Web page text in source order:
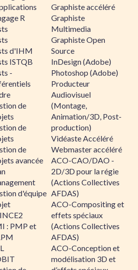
R
d'IHM
ISTQB
-
de
de
de
avancée
d'équipe
: PMP et
Graphiste accéléré
Graphiste
Multimedia
Graphiste Open
Source
InDesign (Adobe)
Photoshop (Adobe)
Producteur
Audiovisuel
(Montage,
Animation/3D, Post-
production)
Vidéaste Accéléré
Webmaster accéléré
ACO-CAO/DAO -
2D/3D pour la régie
(Actions Collectives
AFDAS)
ACO-Compositing et
effets spéciaux
(Actions Collectives
AFDAS)
ACO-Conception et
modélisation 3D et